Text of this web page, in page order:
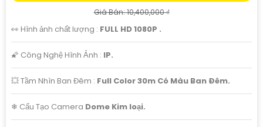
Giá Bán: 10,400,000 ₫
👀 Hình ảnh chất lượng : FULL HD 1080P .
🌠 Công Nghệ Hình Ảnh : IP.
💥 Tầm Nhìn Ban Đêm : Full Color 30m Có Màu Ban Ðêm.
❄ Cấu Tạo Camera Dome Kim loại.